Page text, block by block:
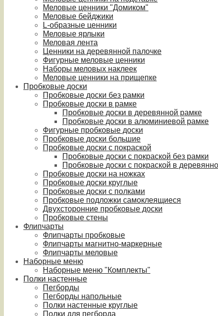
Меловые ценники "Домиком"
Меловые бейджики
L-образные ценники
Меловые ярлыки
Меловая лента
Ценники на деревянной палочке
Фигурные меловые ценники
Наборы меловых наклеек
Меловые ценники на прищепке
Пробковые доски
Пробковые доски без рамки
Пробковые доски в рамке
Пробковые доски в деревянной рамке
Пробковые доски в алюминиевой рамке
Фигурные пробковые доски
Пробковые доски большие
Пробковые доски с покраской
Пробковые доски с покраской без рамки
Пробковые доски с покраской в
Пробковые доски на ножках
Пробковые доски круглые
Пробковые доски с полками
Пробковые подложки самоклеящиеся
Двухсторонние пробковые доски
Пробковые стены
Флипчарты
Флипчарты пробковые
Флипчарты магнитно-маркерные
Флипчарты меловые
Наборные меню
Наборные меню "Комплекты"
Полки настенные
Пегборды
Пегборды напольные
Полки настенные круглые
Полки для пегборда